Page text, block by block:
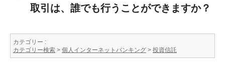
取引は、誰でも行うことができますか？
カテゴリー :
カテゴリー検索 > 個人インターネットバンキング > 投資信託